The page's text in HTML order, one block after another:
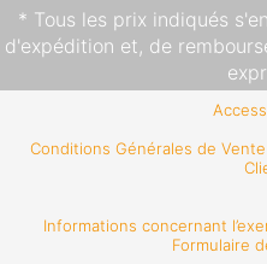
* Tous les prix indiqués
d'expédition et, de
Conditions Générales de
Informations concernant
Formulaire